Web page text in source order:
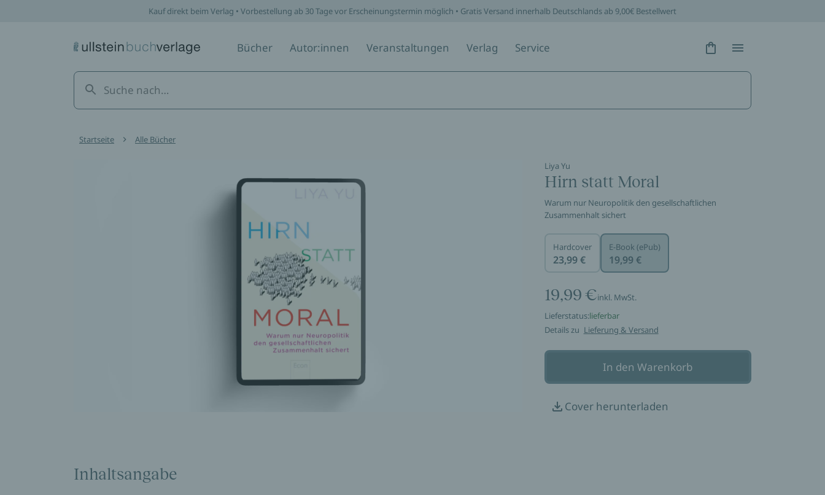
Kauf direkt beim Verlag • Vorbestellung ab 30 Tage vor Erscheinungstermin möglich • Gratis Versand innerhalb Deutschlands ab 9,00€ Bestellwert
Bücher Autor:innen Veranstaltungen Verlag Service Hidden Text
Hidden Text
Startseite Alle Bücher
Liya Yu
Hirn statt Moral
Warum nur Neuropolitik den gesellschaftlichen
Zusammenhalt sichert
Hardcover
23,99 €
E-Book (ePub)
19,99 €
19,99 €inkl. MwSt.
Lieferstatus:lieferbar
Details zu Lieferung & Versand
In den Warenkorb
Cover herunterladen
Inhaltsangabe